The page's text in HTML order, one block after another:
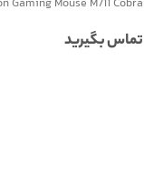
Gaming Mouse M711 Cobra
تماس بگیرید